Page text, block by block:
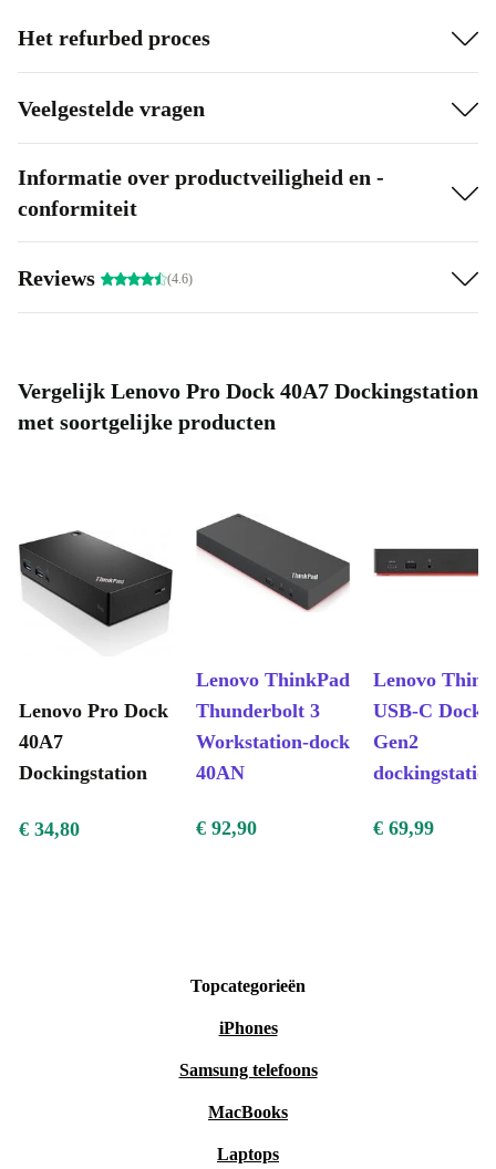
Het refurbed proces
Veelgestelde vragen
Informatie over productveiligheid en -
conformiteit
Reviews (4.6)
Vergelijk Lenovo Pro Dock 40A7 Dockingstation
met soortgelijke producten
Lenovo Pro Dock
40A7
Dockingstation
Lenovo ThinkPad
Thunderbolt 3
Workstation-dock
40AN
Lenovo
USB-C Dock
Gen2
€ 34,80 € 92,90 € 69,99
Topcategorieën
iPhones
Samsung telefoons
MacBooks
Laptops